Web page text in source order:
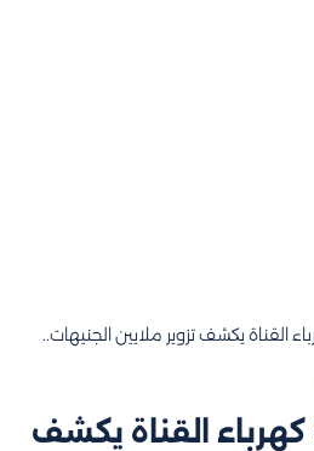
القناة يكشف تزوير ملايين الجنيهات..
القناة يكشف